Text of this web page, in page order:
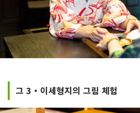
그 3・이세형지의 그림 체험